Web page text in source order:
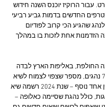
עבור הרוקיז יוכנס השנה חידוש
החדשים בדמות גביע רביעי
שהגיע הכי קרוב לפודיום
הזדמנות אחת לזכות בו במהלך
החולפת, באליפות הארץ לבדה
השתתפו מעל ל-70 נהגים, מספר שצפוי לצמוח לשיא
חדש ב-2025. ועניין אחד נוסף – שנת 2024 רשמה שיא
כולל נהגת שסיימה כאלופה –